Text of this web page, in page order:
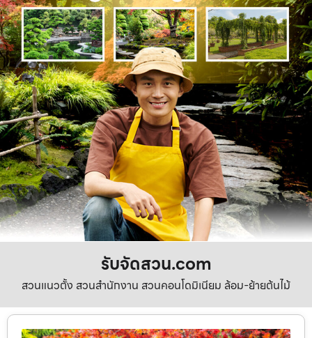
รับจัดสวน.com
สวนแนวตั้ง สวนสำนักงาน สวนคอนโดมิเนียม ล้อม-ย้ายต้นไม้